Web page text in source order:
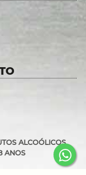
ALCOÓLICOS
ANOS